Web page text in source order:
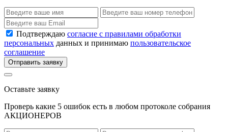
Подтверждаю согласие с правилами обработки
персональных данных и принимаю пользовательское
соглашение
Отправить заявку
Оставьте заявку
Проверь какие 5 ошибок есть в любом протоколе собрания
АКЦИОНЕРОВ